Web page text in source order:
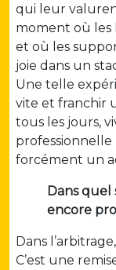
qui leur
moment où les
et où les
joie dans un
Une telle
vite et franchir
tous les jours,
professionnelle
forcément un
Dans quel
encore
Dans
C’est une